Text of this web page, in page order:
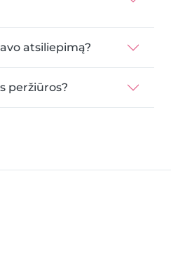
atsiliepimą?
peržiūros?